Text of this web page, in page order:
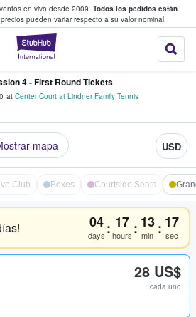
en vivo desde 2009. Todos los pedidos están
pueden variar respecto a su valor nominal.
StubHub:
entre fans
4 - First Round Tickets
at Center Court at Lindner Family Tennis
mapa USD
Club Boxes Courtside Seats
04
days : 17
hours : 13
min : 17
sec
28 US$
cada uno